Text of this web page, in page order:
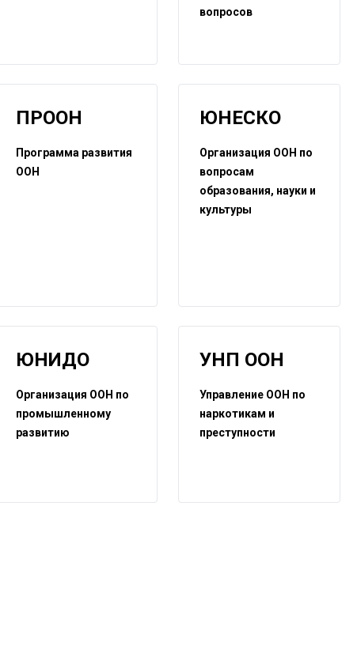
вопросов
ПРООН
Программа развития
ООН
ЮНЕСКО
Организация ООН по
вопросам
образования, науки и
культуры
ЮНИДО
Организация ООН по
промышленному
развитию
УНП ООН
Управление ООН по
наркотикам и
преступности